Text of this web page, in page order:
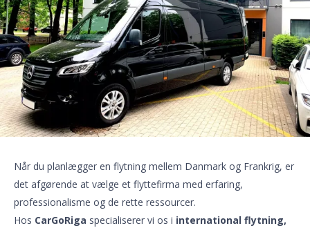
Når du planlægger en flytning mellem Danmark og Frankrig, er
det afgørende at vælge et flyttefirma med erfaring,
professionalisme og de rette ressourcer.
Hos CarGoRiga specialiserer vi os i international flytning,